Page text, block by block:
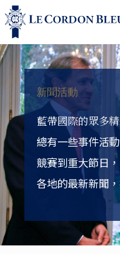
新聞活動
藍帶國際的眾多
總有一些事件活
競賽到重大節日
各地的最新新聞